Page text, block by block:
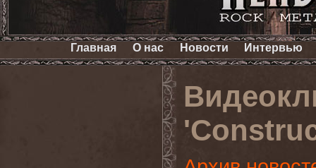
Главная О нас Новости Интервью